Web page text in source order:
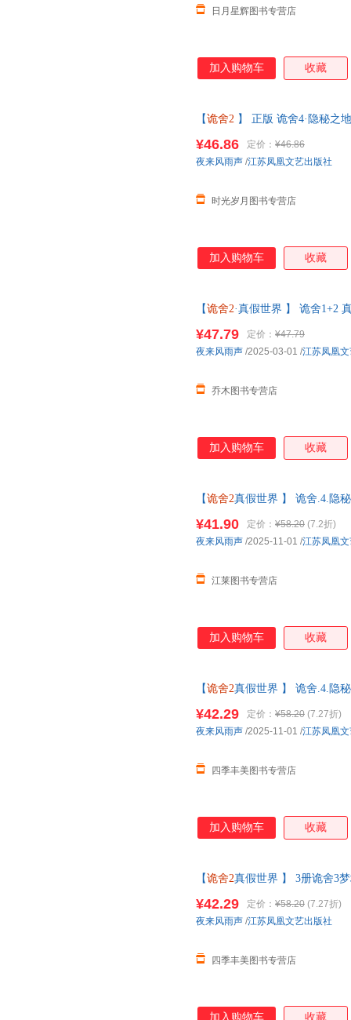
日月星辉图书专营店
加入购物车 收藏
【诡舍2 】 正版 诡舍4·隐秘之
¥46.86 定价： ¥46.86
时光岁月图书专营店
夜来风雨声 /江苏凤凰文艺出版社
加入购物车 收藏
【诡舍2·真假世界 】 诡舍1+2
准】
¥47.79 定价： ¥47.79
乔木图书专营店
夜来风雨声 /2025-03-01 /江苏凤凰
加入购物车 收藏
【诡舍2真假世界 】 诡舍.4.隐
有优惠
¥41.90 定价： ¥58.20 (7.2折)
江莱图书专营店
夜来风雨声 /2025-11-01 /江苏凤凰
加入购物车 收藏
【诡舍2真假世界 】 诡舍.4.隐
¥42.29 定价： ¥58.20 (7.27折)
四季丰美图书专营店
夜来风雨声 /2025-11-01 /江苏凤凰
加入购物车 收藏
【诡舍2真假世界 】 3册诡舍3
¥42.29 定价： ¥58.20 (7.27折)
四季丰美图书专营店
夜来风雨声 /江苏凤凰文艺出版社
加入购物车 收藏